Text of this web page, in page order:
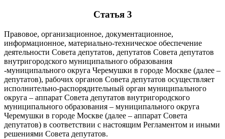
Статья 3
Правовое, организационное, документационное,
информационное, материально-техническое обеспечение
деятельности Совета депутатов, депутатов Совета депутатов
внутригородского муниципального образования
-муниципального округа Черемушки в городе Москве (далее –
депутатов), рабочих органов Совета депутатов осуществляет
исполнительно-распорядительный орган муниципального
округа – аппарат Совета депутатов внутригородского
муниципального образования – муниципального округа
Черемушки в городе Москве (далее – аппарат Совета
депутатов) в соответствии с настоящим Регламентом и иными
решениями Совета депутатов.